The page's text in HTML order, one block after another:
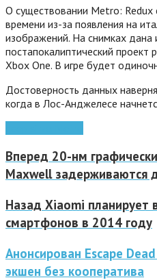
О существовании Metro: Redux
времени из-за появления на
изображений. На снимках
постапокалиптический
Xbox One. В игре будет
Достоверность данных
когда в Лос-Анджелесе
Вперед 20-нм
Maxwell задерживаются
Назад Xiaomi планирует
смартфонов в 2014 году
Анонсирован Escape
экшен без кооператива